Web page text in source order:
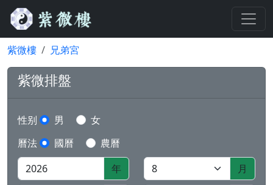
紫微樓 兄弟宮
紫微排盤
性别 男
女
曆法
國曆
農曆
年
月